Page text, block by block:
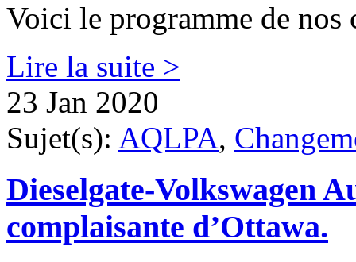
Voici le programme de nos
Lire la suite >
23 Jan 2020
Sujet(s): AQLPA,
Dieselgate-Volkswagen
complaisante d’Ottawa.